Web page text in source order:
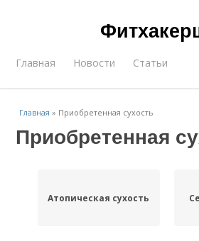
Главная Новости Статьи
Главная » Приобретенная сухость
Приобретенная
Атопическая сухость